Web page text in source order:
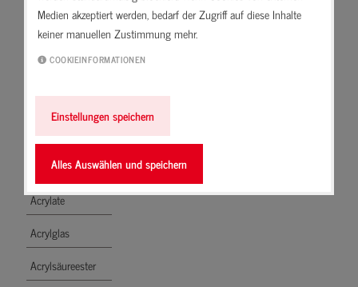
Medien akzeptiert werden, bedarf der Zugriff auf diese Inhalte
keiner manuellen Zustimmung mehr.
COOKIEINFORMATIONEN
Einstellungen speichern
Alles Auswählen und speichern
Absetzen
Absorbieren
Acetat
Acetatvernetzer
Acrylat-Copolymer
Acrylate
Acrylglas
Acrylsäureester
somit „gefährlicher “ (z. B. Benzol).